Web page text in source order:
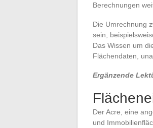
Berechnungen
Die Umrechnung
sein,
Das Wissen um
Flächendaten,
Ergänzende
Der Acre, eine
und